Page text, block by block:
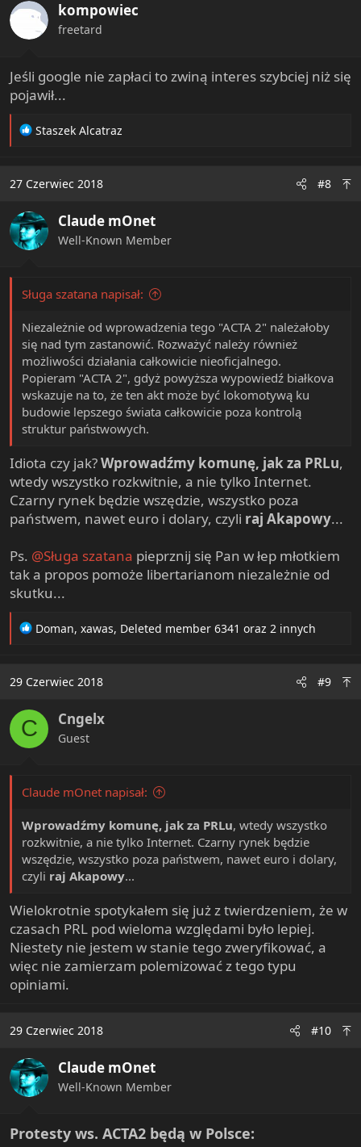
o
n
s
kompowiec
freetard
Jeśli google nie zapłaci to zwiną interes szybciej niż się
pojawił...
R
t
o
n
s
Staszek Alcatraz
27 Czerwiec 2018 #8
Claude mOnet
Well-Known Member
Sługa szatana napisał:
Niezależnie od wprowadzenia tego "ACTA 2" należałoby
się nad tym zastanowić. Rozważyć należy również
możliwości działania całkowicie nieoficjalnego.
Popieram "ACTA 2", gdyż powyższa wypowiedź białkova
wskazuje na to, że ten akt może być lokomotywą ku
budowie lepszego świata całkowicie poza kontrolą
struktur państwowych.
Idiota czy jak?Wprowadźmy komunę, jak za PRLu,
wtedy wszystko rozkwitnie, a nie tylko Internet.
Czarny rynek będzie wszędzie, wszystko poza
państwem, nawet euro i dolary, czyli raj Akapowy...
Ps. @Sługa szatana pieprznij się Pan w łep młotkiem
tak a propos pomoże libertarianom niezależnie od
skutku...
R
t
o
n
s
Doman, xawas, Deleted member 6341 oraz 2 innych
29 Czerwiec 2018 #9
C Cngelx
Guest
Claude mOnet napisał:
Wprowadźmy komunę, jak za PRLu, wtedy wszystko
rozkwitnie, a nie tylko Internet. Czarny rynek będzie
wszędzie, wszystko poza państwem, nawet euro i dolary,
czyli raj Akapowy...
Wielokrotnie spotykałem się już z twierdzeniem, że w
czasach PRL pod wieloma względami było lepiej.
Niestety nie jestem w stanie tego zweryfikować, a
więc nie zamierzam polemizować z tego typu
opiniami.
29 Czerwiec 2018 #10
Claude mOnet
Well-Known Member
Protesty ws. ACTA2 będą w Polsce: